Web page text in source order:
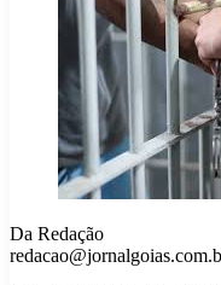
Da Redação